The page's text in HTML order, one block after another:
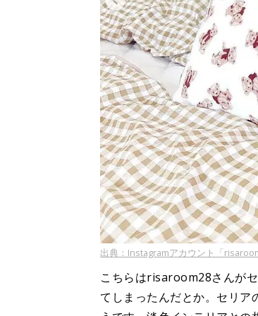
出典：Instagramアカウント「
こちらはrisaroom28さんが
てしまったんだとか。セリア